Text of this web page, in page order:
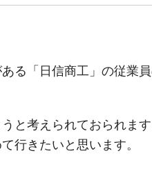
る「日信商工」の従業
と考えられておられま
行きたいと思います。